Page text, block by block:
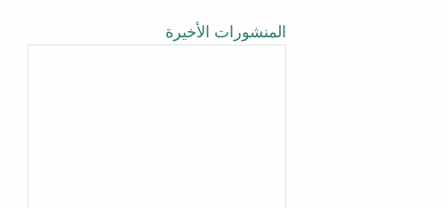
المنشورات الأخيرة